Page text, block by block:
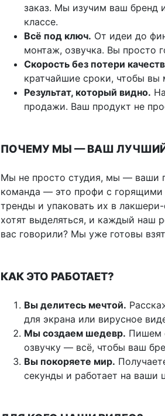
заказ. Мы изучим ваш бренд
классе.
Всё под ключ. От идеи до
монтаж, озвучка. Вы просто
Скорость без потери
кратчайшие сроки, чтобы вы
Результат, который видно.
продажи. Ваш продукт не
ПОЧЕМУ МЫ — ВАШ
Мы не просто студия, мы — ваши
команда — это профи с горящими
тренды и упаковать их в
хотят выделяться, и каждый наш
вас говорили? Мы уже готовы
КАК ЭТО РАБОТАЕТ?
Вы делитесь мечтой.
для экрана или вирусное
Мы создаем шедевр. Пишем
озвучку — всё, чтобы ваш
Вы покоряете мир.
секунды и работает на ваши